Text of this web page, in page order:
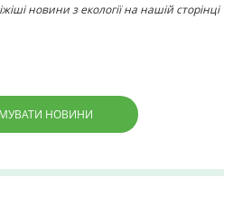
новини з екології на нашій сторінці
НОВИНИ